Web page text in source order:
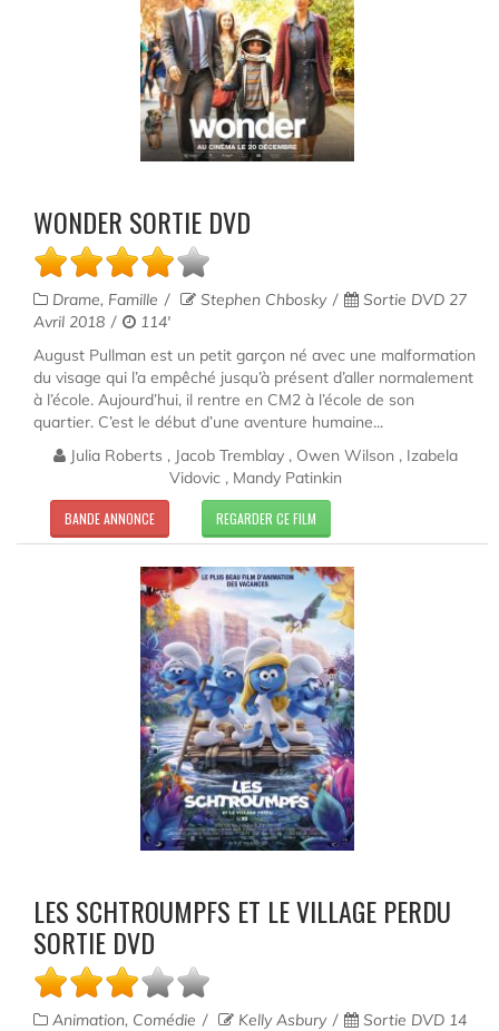
WONDER SORTIE DVD
Drame, Famille Stephen Chbosky
Sortie DVD 27
Avril 2018
114'
August Pullman est un petit garçon né avec une malformation
du visage qui l’a empêché jusqu’à présent d’aller normalement
à l’école. Aujourd’hui, il rentre en CM2 à l’école de son
quartier. C’est le début d’une aventure humaine...
Julia Roberts , Jacob Tremblay , Owen Wilson , Izabela
Vidovic , Mandy Patinkin
BANDE ANNONCE REGARDER CE FILM
LES SCHTROUMPFS ET LE VILLAGE PERDU
SORTIE DVD
Animation, Comédie Kelly Asbury
Sortie DVD 14